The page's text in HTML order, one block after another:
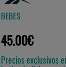
BEBES
45.00€
Precios exclusivos